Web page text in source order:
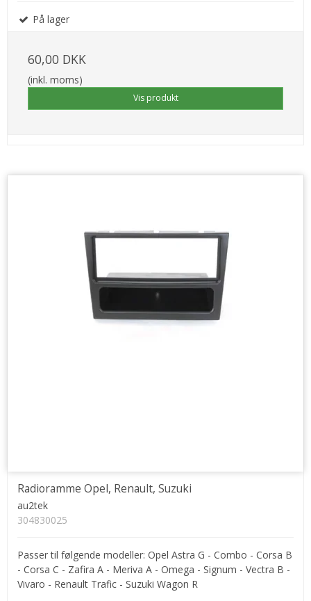
På lager
60,00 DKK
(inkl. moms)
Vis produkt
Radioramme Opel, Renault, Suzuki
au2tek
304830025
Passer til følgende modeller: Opel Astra G - Combo - Corsa B
- Corsa C - Zafira A - Meriva A - Omega - Signum - Vectra B -
Vivaro - Renault Trafic - Suzuki Wagon R